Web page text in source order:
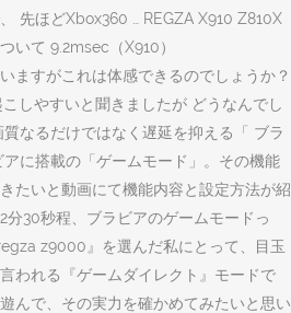
先ほどXbox360 … REGZA X910 Z810X
いて 9.2msec（X910）
ますがこれは体感できるのでしょうか？
しやすいと聞きましたが どうなんでし
なるだけではなく遅延を抑える「 ブラ
に搭載の「ゲームモード」。その機能
たいと動画にて機能内容と設定方法が紹
30秒程、ブラビアのゲームモードっ
z9000』を選んだ私にとって、目玉
われる『ゲームダイレクト』モードで
んで、その実力を確かめてみたいと思い